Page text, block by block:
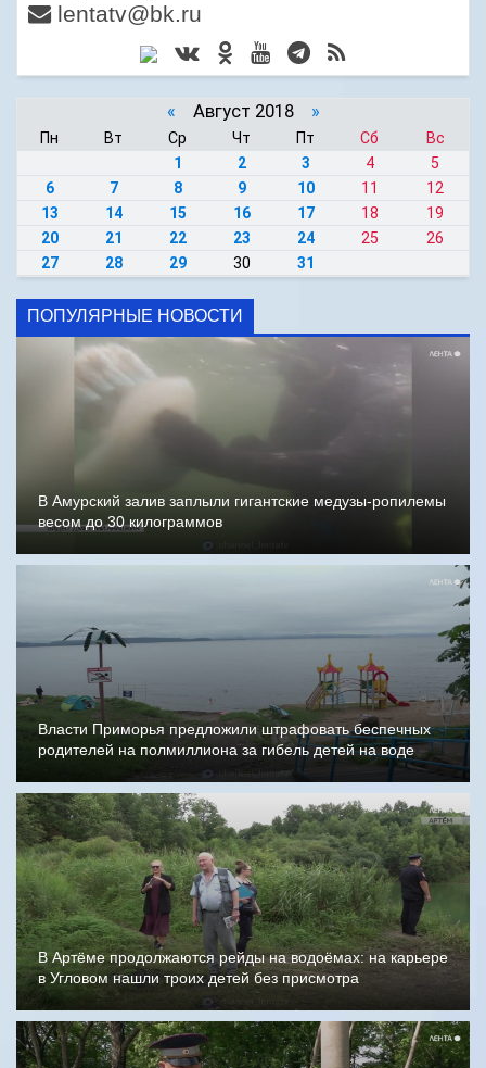
lentatv@bk.ru
« Август 2018 »
Пн Вт Ср Чт Пт Сб
Вс
1
2 3 4
5
6
7 8 9 10 11
12
13
14 15 16 17 18
19
20
21 22 23 24 25
26
27
28 29 30 31
ПОПУЛЯРНЫЕ НОВОСТИ
В Амурский залив заплыли гигантские медузы-ропилемы
весом до 30 килограммов
Власти Приморья предложили штрафовать беспечных
родителей на полмиллиона за гибель детей на воде
В Артёме продолжаются рейды на водоёмах: на карьере
в Угловом нашли троих детей без присмотра